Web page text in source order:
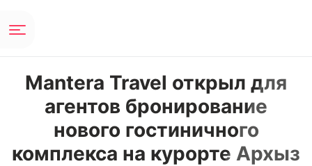
Mantera Travel открыл для
агентов бронирование
нового гостиничного
комплекса на курорте Архыз